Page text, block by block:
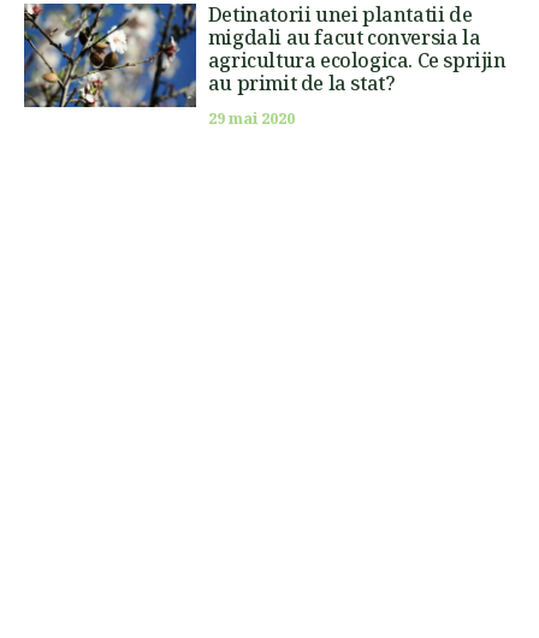
Detinatorii unei plantatii de
migdali au facut conversia la
agricultura ecologica. Ce sprijin
au primit de la stat?
29 mai 2020